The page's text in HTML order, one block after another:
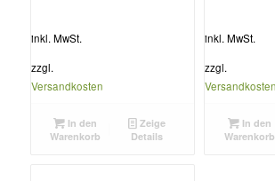
inkl. MwSt.
zzgl.
Versandkosten
In den
Warenkorb
Zeige
Details
inkl. MwSt.
zzgl.
Versandkosten
In den
Warenkorb